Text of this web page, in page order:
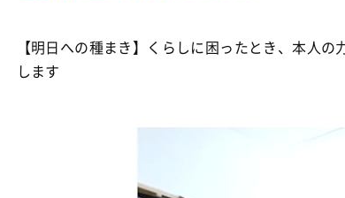
【明日への種まき】くらしに困ったとき、本人
します